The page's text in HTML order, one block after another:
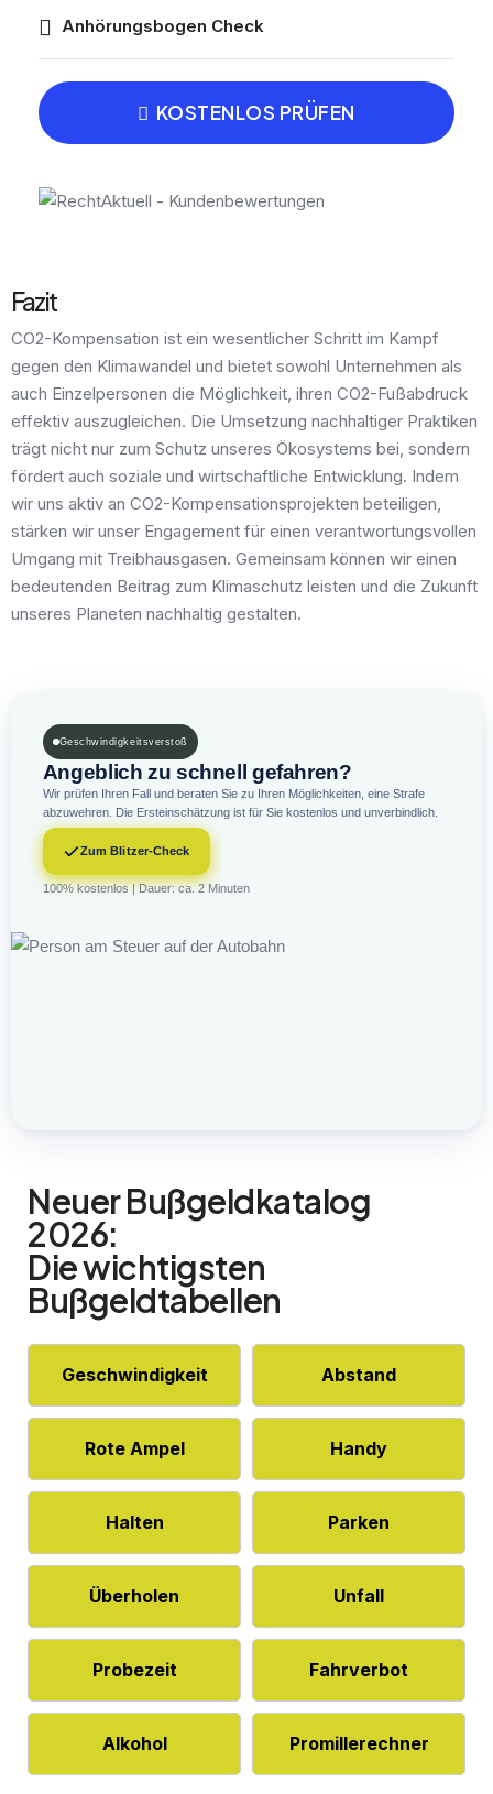
Anhörungsbogen Check
KOSTENLOS PRÜFEN
Fazit
CO2-Kompensation ist ein wesentlicher Schritt im Kampf
gegen den Klimawandel und bietet sowohl Unternehmen als
auch Einzelpersonen die Möglichkeit, ihren CO2-Fußabdruck
effektiv auszugleichen. Die Umsetzung nachhaltiger Praktiken
trägt nicht nur zum Schutz unseres Ökosystems bei, sondern
fördert auch soziale und wirtschaftliche Entwicklung. Indem
wir uns aktiv an CO2-Kompensationsprojekten beteiligen,
stärken wir unser Engagement für einen verantwortungsvollen
Umgang mit Treibhausgasen. Gemeinsam können wir einen
bedeutenden Beitrag zum Klimaschutz leisten und die Zukunft
unseres Planeten nachhaltig gestalten.
Geschwindigkeitsverstoß
Angeblich zu schnell gefahren?
Wir prüfen Ihren Fall und beraten Sie zu Ihren Möglichkeiten, eine Strafe
abzuwehren. Die Ersteinschätzung ist für Sie kostenlos und unverbindlich.
Zum Blitzer-Check
100% kostenlos | Dauer: ca. 2 Minuten
Neuer Bußgeldkatalog
2026:
Die wichtigsten
Bußgeldtabellen
Geschwindigkeit Abstand
Rote Ampel Handy
Halten Parken
Überholen Unfall
Probezeit Fahrverbot
Alkohol Promillerechner